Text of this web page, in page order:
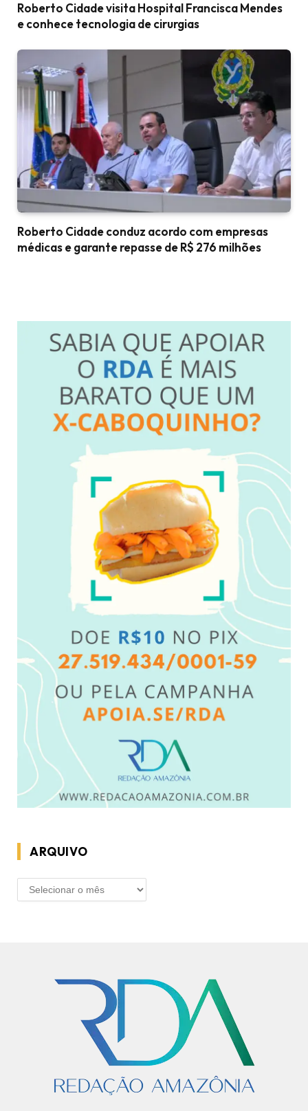
Roberto Cidade visita Hospital Francisca Mendes
e conhece tecnologia de cirurgias
Roberto Cidade conduz acordo com empresas
médicas e garante repasse de R$ 276 milhões
ARQUIVO
ARQUIVO